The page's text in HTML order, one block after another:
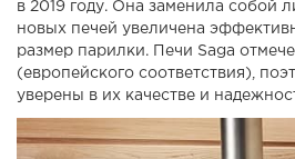
в 2019 году. Она заменила собой
новых печей увеличена
размер парилки. Печи Saga
(европейского соответствия),
уверены в их качестве и